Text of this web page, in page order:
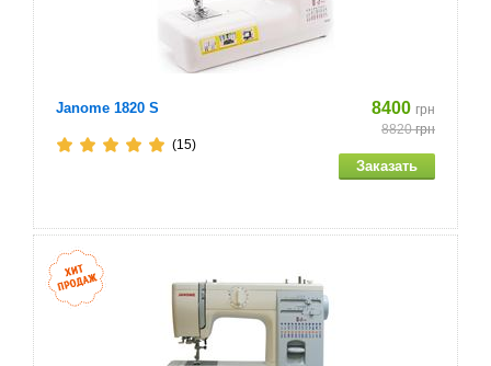
Выполняет 21 операций
Горизонтальный челнок
Высокий подъёма лапки
Супервысокая скорость шитья – 1100 ст/мин
Регуляторы длины стежка и ширины зигзага
Janome 1820 S 8400 грн
8820грн
(15)